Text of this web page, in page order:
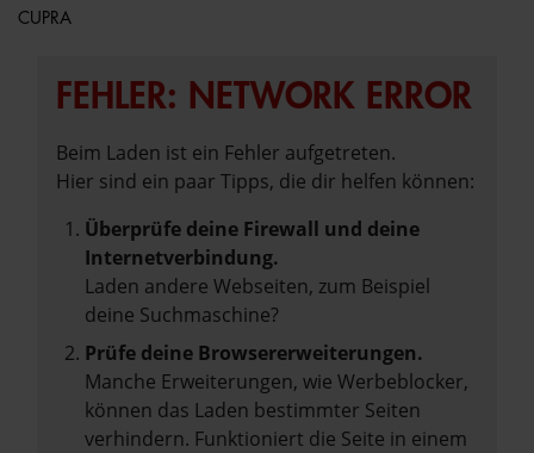
CUPRA
FEHLER: NETWORK ERROR
Beim Laden ist ein Fehler aufgetreten.
Hier sind ein paar Tipps, die dir helfen können:
Überprüfe deine Firewall und deine
Internetverbindung.
Laden andere Webseiten, zum Beispiel
deine Suchmaschine?
Prüfe deine Browsererweiterungen.
Manche Erweiterungen, wie Werbeblocker,
können das Laden bestimmter Seiten
verhindern. Funktioniert die Seite in einem